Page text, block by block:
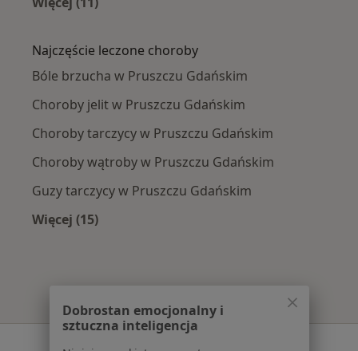
Najczęście leczone choroby
Bóle brzucha w Pruszczu Gdańskim
Choroby jelit w Pruszczu Gdańskim
Choroby tarczycy w Pruszczu Gdańskim
Choroby wątroby w Pruszczu Gdańskim
Guzy tarczycy w Pruszczu Gdańskim
Więcej (15)
Dobrostan emocjonalny i
sztuczna inteligencja